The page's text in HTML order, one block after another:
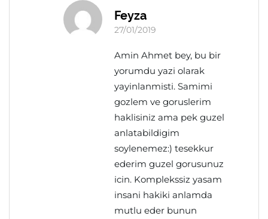
Feyza
27/01/2019
Amin Ahmet bey, bu bir
yorumdu yazi olarak
yayinlanmisti. Samimi
gozlem ve goruslerim
haklisiniz ama pek guzel
anlatabildigim
soylenemez:) tesekkur
ederim guzel gorusunuz
icin. Komplekssiz yasam
insani hakiki anlamda
mutlu eder bunun